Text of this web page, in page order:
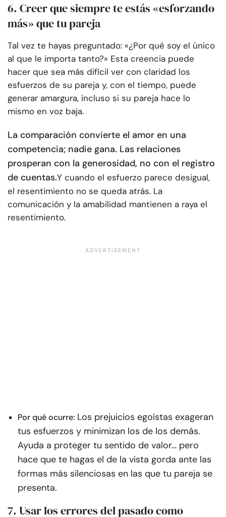
6. Creer que siempre te estás «esforzando
más» que tu pareja
Tal vez te hayas preguntado: «¿Por qué soy el único
al que le importa tanto?» Esta creencia puede
hacer que sea más difícil ver con claridad los
esfuerzos de su pareja y, con el tiempo, puede
generar amargura, incluso si su pareja hace lo
mismo en voz baja.
La comparación convierte el amor en una
competencia; nadie gana. Las relaciones
prosperan con la generosidad, no con el registro
de cuentas.Y cuando el esfuerzo parece desigual,
el resentimiento no se queda atrás. La
comunicación y la amabilidad mantienen a raya el
resentimiento.
Por qué ocurre: Los prejuicios egoístas exageran
tus esfuerzos y minimizan los de los demás.
Ayuda a proteger tu sentido de valor… pero
hace que te hagas el de la vista gorda ante las
formas más silenciosas en las que tu pareja se
presenta.
7. Usar los errores del pasado como